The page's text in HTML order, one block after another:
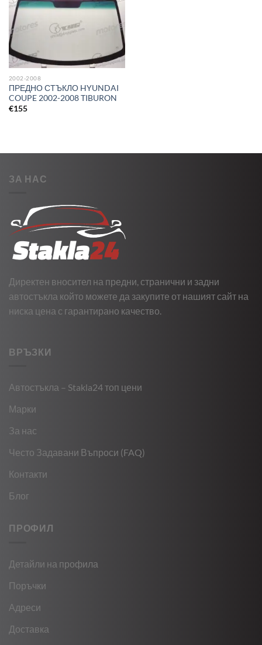
2002-2008
ПРЕДНО СТЪКЛО HYUNDAI
COUPE 2002-2008 TIBURON
€155
ЗА НАС
Директен вносител на предни, странични и задни
автостъкла който можете да закупите от нашият сайт на
ниска цена с гарантирано качество.
ВРЪЗКИ
Автостъкла – Stakla24 топ цени
Марки
За нас
Често Задавани Въпроси (FAQ)
Контакти
Блог
ПРОФИЛ
Детайли на профила
Поръчки
Адреси
Доставка